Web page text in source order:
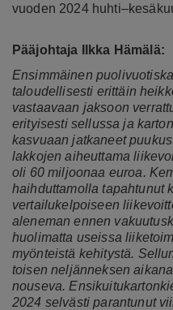
vuoden 2024
Pääjohtaja Ilkka Hämälä:
Ensimmäinen
taloudellisesti erittäin
vastaavaan jaksoon
erityisesti sellussa ja
kasvuaan jatkaneet
lakkojen aiheuttama
oli 60 miljoonaa euroa.
haihduttamolla tapahtunut
vertailukelpoiseen
aleneman ennen
huolimatta useissa
myönteistä kehitystä.
toisen neljänneksen
nouseva.
2024 selvästi parantunut